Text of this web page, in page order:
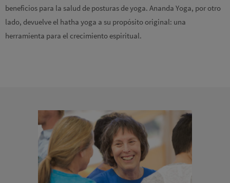
beneficios para la salud de posturas de yoga. Ananda Yoga, por otro
lado, devuelve el hatha yoga a su propósito original: una
herramienta para el crecimiento espiritual.